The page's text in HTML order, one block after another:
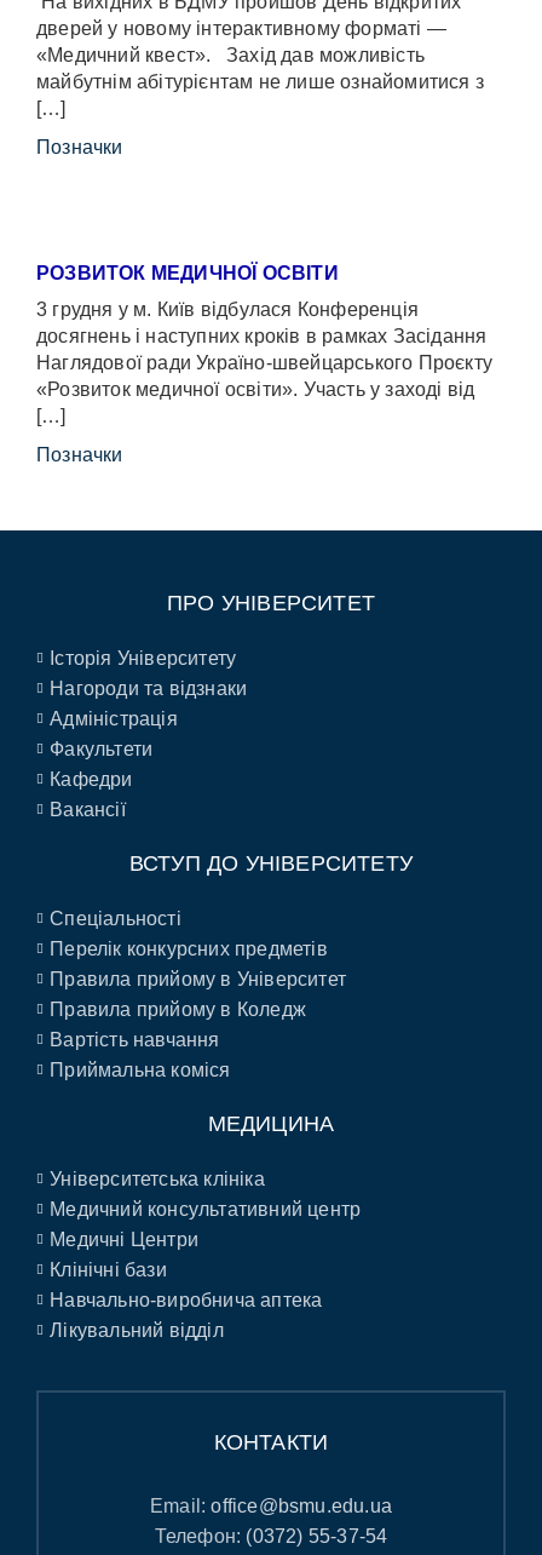
дверей у новому інтерактивному форматі —
«Медичний квест». Захід дав можливість
майбутнім абітурієнтам не лише ознайомитися з
[…]
Позначки
РОЗВИТОК МЕДИЧНОЇ ОСВІТИ
3 грудня у м. Київ відбулася Конференція
досягнень і наступних кроків в рамках Засідання
Наглядової ради Україно-швейцарського Проєкту
«Розвиток медичної освіти». Участь у заході від
[…]
Позначки
ПРО УНІВЕРСИТЕТ
Історія Університету
Нагороди та відзнаки
Адміністрація
Факультети
Кафедри
Вакансії
ВСТУП ДО УНІВЕРСИТЕТУ
Спеціальності
Перелік конкурсних предметів
Правила прийому в Університет
Правила прийому в Коледж
Вартість навчання
Приймальна коміся
МЕДИЦИНА
Університетська клініка
Медичний консультативний центр
Медичні Центри
Клінічні бази
Навчально-виробнича аптека
Лікувальний відділ
КОНТАКТИ
Email:office@bsmu.edu.ua
Телефон: (0372) 55-37-54